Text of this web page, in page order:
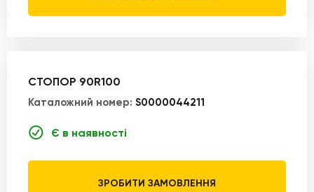
СТОПОР 90R100
Каталожний номер: S0000044211
Є в наявності
ЗРОБИТИ ЗАМОВЛЕННЯ